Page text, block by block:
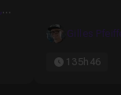
Gilles
135h46